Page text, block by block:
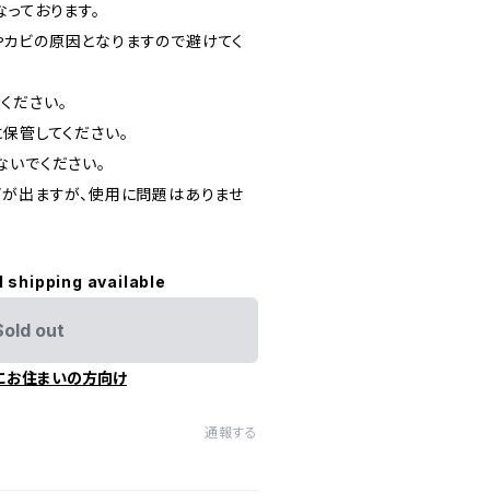
ております。
ビの原因となりますので避けてく
さい。
管してください。
でください。
出ますが、使用に問題はありませ
shipping available
out
お住まいの方向け
通報する